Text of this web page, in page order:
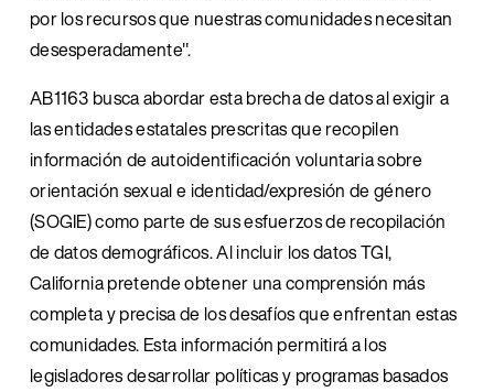
por los recursos que nuestras comunidades necesitan
desesperadamente".
AB1163 busca abordar esta brecha de datos al exigir a
las entidades estatales prescritas que recopilen
información de autoidentificación voluntaria sobre
orientación sexual e identidad/expresión de género
(SOGIE) como parte de sus esfuerzos de recopilación
de datos demográficos. Al incluir los datos TGI,
California pretende obtener una comprensión más
completa y precisa de los desafíos que enfrentan estas
comunidades. Esta información permitirá a los
legisladores desarrollar políticas y programas basados